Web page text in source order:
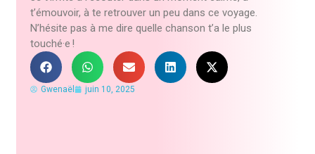
t’émouvoir, à te retrouver un peu dans ce voyage.
N’hésite pas à me dire quelle chanson t’a le plus
touché·e !
Gwenaël juin 10, 2025